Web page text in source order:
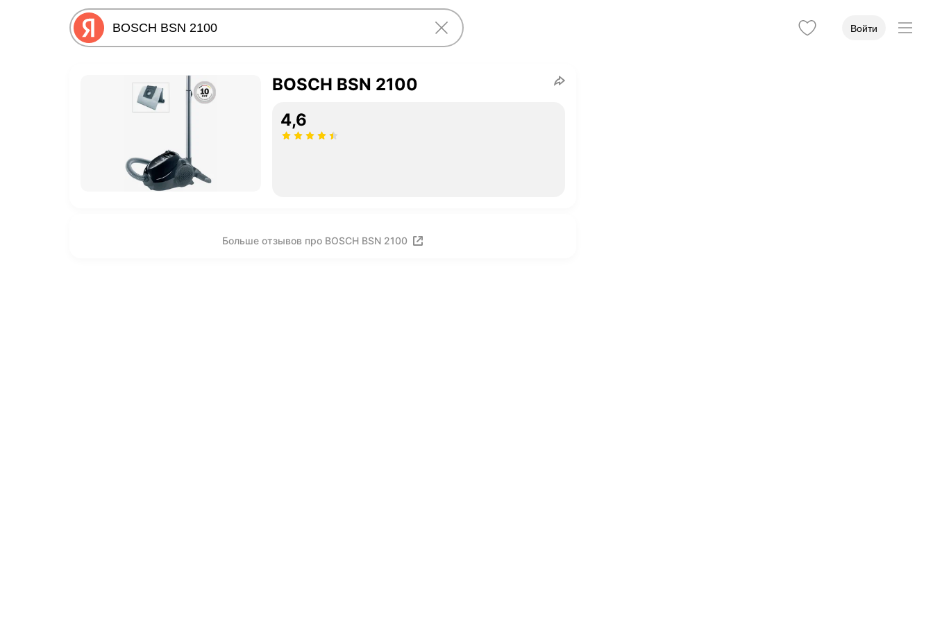
Войти
BOSCH BSN 2100
4,6
Больше отзывов про BOSCH BSN 2100